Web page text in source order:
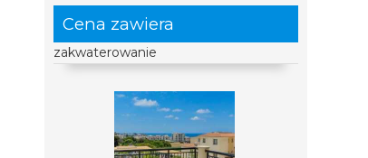
Cena zawiera
zakwaterowanie